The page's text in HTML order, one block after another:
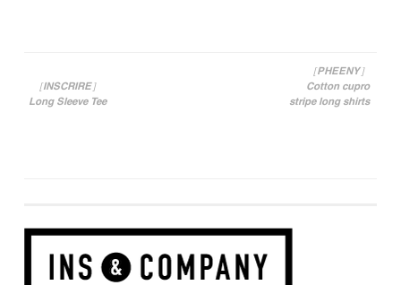
投稿ナビゲーション
［INSCRIRE］
Long Sleeve Tee
［PHEENY］
Cotton cupro
stripe long shirts